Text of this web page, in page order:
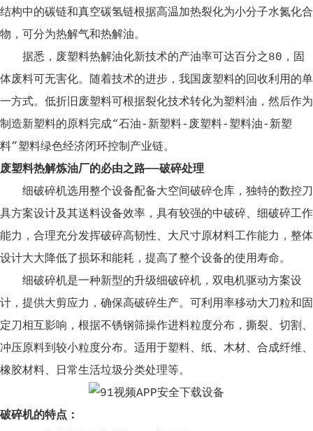
结构中的碳链和真空碳氢链根据高温加热裂化为小分子水氮化合
物，可分为热解气和热解油。
据悉，废塑料热解油化新技术的产油率可达百分之80，固
体废料可无害化。随着技术的进步，我国废塑料的回收利用的单
一方式。低折旧废塑料可根据裂化技术转化为塑料油，然后作为
制造新塑料的原料完成“石油-新塑料-废塑料-塑料油-新塑
料”塑料绿色经济闭环控制产业链。
废塑料热解炼油厂的必由之路——破碎处理
细破碎机选用整个设备配备大空间破碎仓库，独特的数控刀
具方案设计及其送料设备效率，具有较强的中破碎、细破碎工作
能力，合理充分发挥破碎高韧性、大尺寸原材料工作能力，整体
设计大大降低了损坏和能耗，提高了整个设备的使用寿命。
细破碎机是一种新型的升级细破碎机，双电机驱动方案设
计，提供大剪应力，确保高破碎生产。可利用率移动大刀粒和固
定刀相互影响，根据不锈钢筛操作进料粒度分布，撕裂、切割、
冲压原料到较小粒度分布。适用于塑料、纸、木材、合成纤维、
橡胶材料、日常生活垃圾分类处理等。
破碎机的特点：